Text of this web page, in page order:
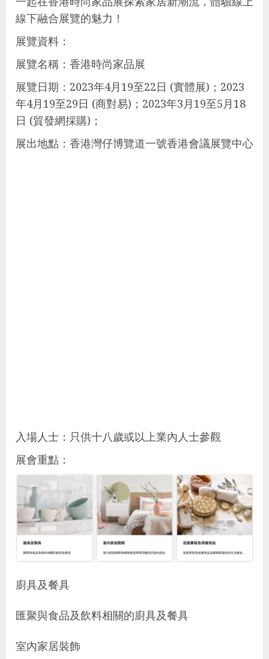
線下融合展覽的魅力！
展覽資料：
展覽名稱：香港時尚家品展​
展覽日期：2023年4月19至22日 (實體展)；2023
年4月19至29日 (商對易)；2023年3月19至5月18
日 (貿發網採購)；
展出地點：香港灣仔博覽道一號香港會議展覽中心
入場人士：只供十八歲或以上業內人士參觀
展會重點：
廚具及餐具
匯聚與食品及飲料相關的廚具及餐具
室內家居裝飾